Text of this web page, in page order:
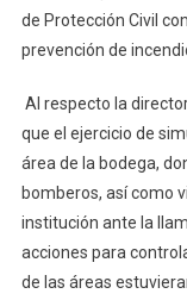
de Protección Civil
prevención de
Al respecto la
que el ejercicio de
área de la bodega,
bomberos, así como
institución ante la
acciones para
de las áreas